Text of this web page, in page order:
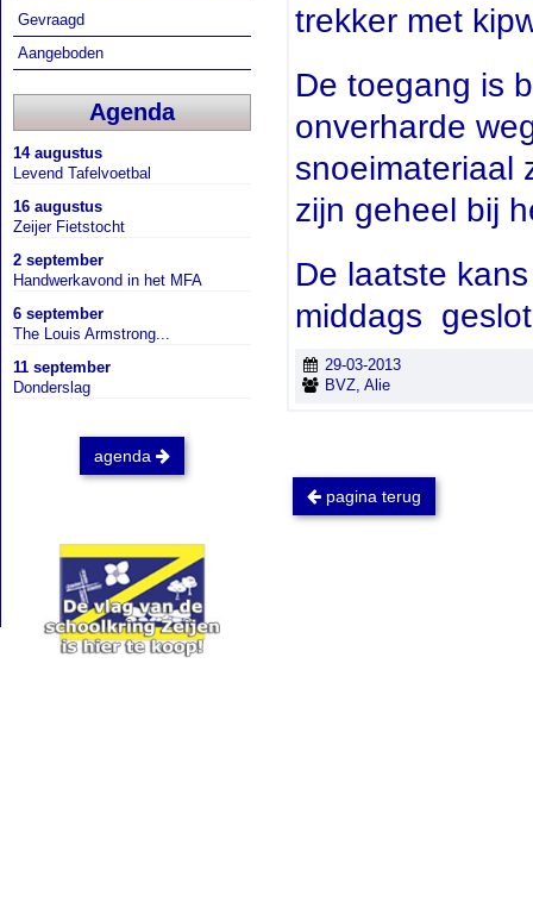
Gevraagd
Aangeboden
Agenda
14 augustus
Levend Tafelvoetbal
16 augustus
Zeijer Fietstocht
2 september
Handwerkavond in het MFA
6 september
The Louis Armstrong...
11 september
Donderslag
agenda
trekker met
De toegang is
onverharde
snoeimateriaal
zijn geheel bij
De laatste
middags
29-03-2013
BVZ, Alie
pagina terug